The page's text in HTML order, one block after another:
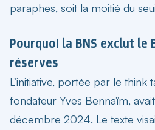
paraphes, soit la moitié du
Pourquoi la BNS exclut le
réserves
L’initiative, portée par le think
fondateur Yves Bennaïm,
décembre 2024. Le texte